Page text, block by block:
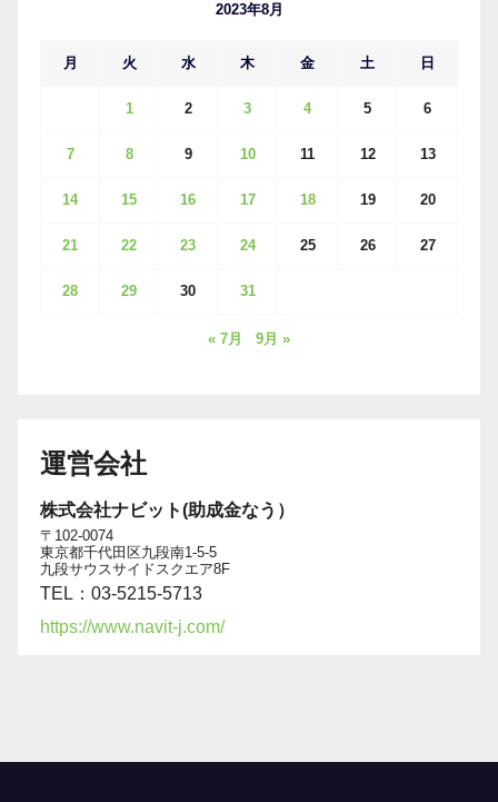
2023年8月
月 火 水 木 金 土 日
1 2 3 4 5 6
7 8 9 10 11 12 13
14 15 16 17 18 19 20
21 22 23 24 25 26 27
28 29 30 31
« 7月 9月 »
運営会社
株式会社ナビット(助成金なう）
〒102-0074
東京都千代田区九段南1-5-5
九段サウスサイドスクエア8F
TEL：03-5215-5713
https://www.navit-j.com/